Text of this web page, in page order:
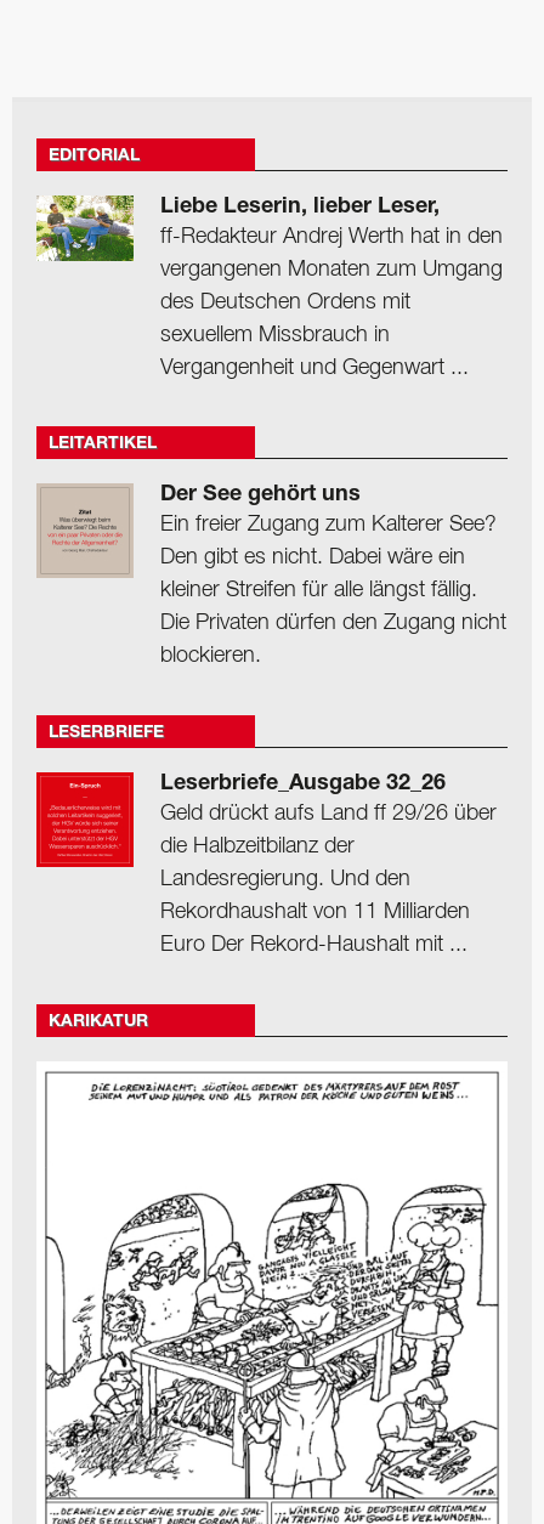
EDITORIAL
Liebe Leserin, lieber Leser,
ff-Redakteur Andrej Werth hat in den
vergangenen Monaten zum Umgang
des Deutschen Ordens mit
sexuellem Missbrauch in
Vergangenheit und Gegenwart ...
LEITARTIKEL
Der See gehört uns
Ein freier Zugang zum Kalterer See?
Den gibt es nicht. Dabei wäre ein
kleiner Streifen für alle längst fällig.
Die Privaten dürfen den Zugang nicht
blockieren.
LESERBRIEFE
Leserbriefe_Ausgabe 32_26
Geld drückt aufs Land ff 29/26 über
die Halbzeitbilanz der
Landesregierung. Und den
Rekordhaushalt von 11 Milliarden
Euro Der Rekord-Haushalt mit ...
KARIKATUR